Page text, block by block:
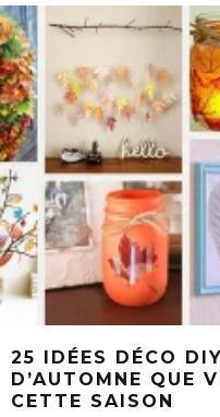
25 IDÉES DÉCO
D’AUTOMNE QUE
CETTE SAISON